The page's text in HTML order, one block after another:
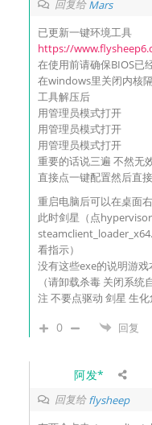
回复给Mars
已更新一键环境工具
https://
在使用前请确保BIOS已
在windows里关闭内核
工具解压后
用管理员模式打开
用管理员模式打开
用管理员模式打开
重要的话说三遍 不然无
直接点一键配置然后直
重启电脑后可以在桌面
此时剑星（点
看指示）
没有这些exe的说明游
（请卸载杀毒 关闭系统
注 不要点驱动 剑星 生
0 回复
阿发*
回复给flysheep